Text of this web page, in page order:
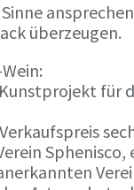
überzeugen.
für
Sphenisco,